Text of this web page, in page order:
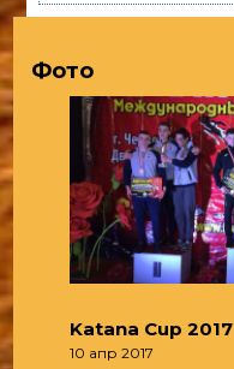
Фото
Katana Cup 2017
10 апр 2017